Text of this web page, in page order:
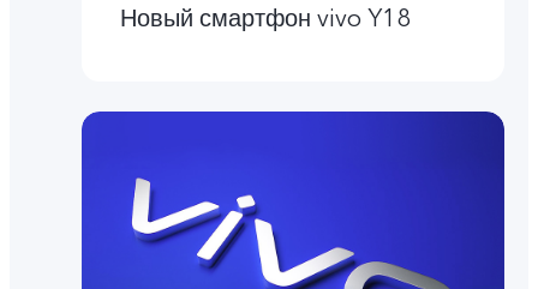
Новый смартфон vivo Y18